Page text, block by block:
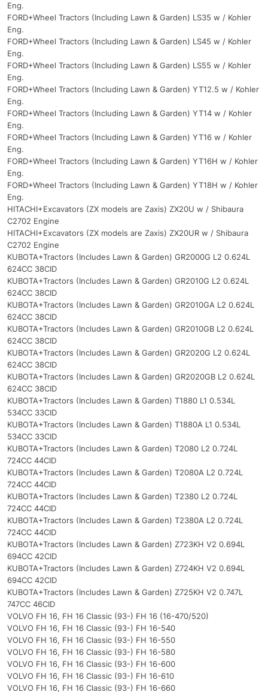
Eng.
FORD+Wheel Tractors (Including Lawn & Garden) LS35 w / Kohler
Eng.
FORD+Wheel Tractors (Including Lawn & Garden) LS45 w / Kohler
Eng.
FORD+Wheel Tractors (Including Lawn & Garden) LS55 w / Kohler
Eng.
FORD+Wheel Tractors (Including Lawn & Garden) YT12.5 w / Kohler
Eng.
FORD+Wheel Tractors (Including Lawn & Garden) YT14 w / Kohler
Eng.
FORD+Wheel Tractors (Including Lawn & Garden) YT16 w / Kohler
Eng.
FORD+Wheel Tractors (Including Lawn & Garden) YT16H w / Kohler
Eng.
FORD+Wheel Tractors (Including Lawn & Garden) YT18H w / Kohler
Eng.
HITACHI+Excavators (ZX models are Zaxis) ZX20U w / Shibaura
C2702 Engine
HITACHI+Excavators (ZX models are Zaxis) ZX20UR w / Shibaura
C2702 Engine
KUBOTA+Tractors (Includes Lawn & Garden) GR2000G L2 0.624L
624CC 38CID
KUBOTA+Tractors (Includes Lawn & Garden) GR2010G L2 0.624L
624CC 38CID
KUBOTA+Tractors (Includes Lawn & Garden) GR2010GA L2 0.624L
624CC 38CID
KUBOTA+Tractors (Includes Lawn & Garden) GR2010GB L2 0.624L
624CC 38CID
KUBOTA+Tractors (Includes Lawn & Garden) GR2020G L2 0.624L
624CC 38CID
KUBOTA+Tractors (Includes Lawn & Garden) GR2020GB L2 0.624L
624CC 38CID
KUBOTA+Tractors (Includes Lawn & Garden) T1880 L1 0.534L
534CC 33CID
KUBOTA+Tractors (Includes Lawn & Garden) T1880A L1 0.534L
534CC 33CID
KUBOTA+Tractors (Includes Lawn & Garden) T2080 L2 0.724L
724CC 44CID
KUBOTA+Tractors (Includes Lawn & Garden) T2080A L2 0.724L
724CC 44CID
KUBOTA+Tractors (Includes Lawn & Garden) T2380 L2 0.724L
724CC 44CID
KUBOTA+Tractors (Includes Lawn & Garden) T2380A L2 0.724L
724CC 44CID
KUBOTA+Tractors (Includes Lawn & Garden) Z723KH V2 0.694L
694CC 42CID
KUBOTA+Tractors (Includes Lawn & Garden) Z724KH V2 0.694L
694CC 42CID
KUBOTA+Tractors (Includes Lawn & Garden) Z725KH V2 0.747L
747CC 46CID
VOLVO FH 16, FH 16 Classic (93-) FH 16 (16-470/520)
VOLVO FH 16, FH 16 Classic (93-) FH 16-540
VOLVO FH 16, FH 16 Classic (93-) FH 16-550
VOLVO FH 16, FH 16 Classic (93-) FH 16-580
VOLVO FH 16, FH 16 Classic (93-) FH 16-600
VOLVO FH 16, FH 16 Classic (93-) FH 16-610
VOLVO FH 16, FH 16 Classic (93-) FH 16-660